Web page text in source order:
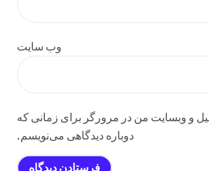
وب‌ سایت
و وبسایت من در مرورگر برای زمانی که
دوباره دیدگاهی می‌نویسم.